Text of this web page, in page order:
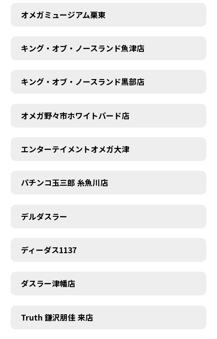
オメガミュージアム栗東
キング・オブ・ノースランド魚津店
キング・オブ・ノースランド黒部店
オメガ野々市ホワイトバード店
エンターテイメントオメガ大津
パチンコ玉三郎 糸魚川店
デルダスラー
ディーダス1137
ダスラー津幡店
Truth 鎌沢朋佳 来店